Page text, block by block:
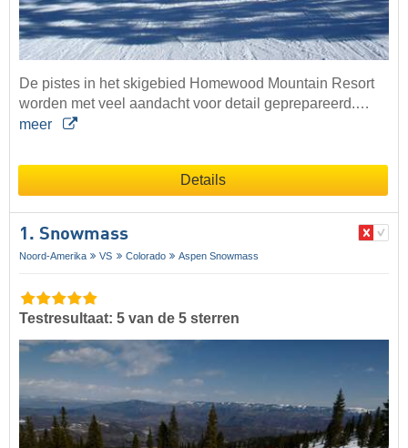
De pistes in het skigebied Homewood Mountain Resort
worden met veel aandacht voor detail geprepareerd.…
meer
Details
1. Snowmass
Noord-Amerika VS Colorado Aspen Snowmass
Testresultaat: 5 van de 5 sterren